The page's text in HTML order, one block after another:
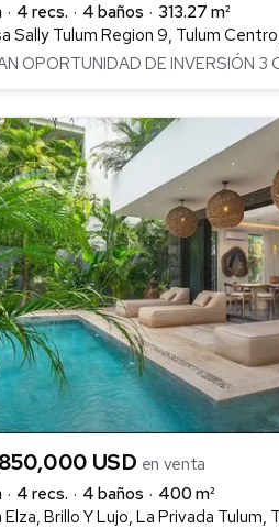
4 recs. 4 baños
313.27 m²
Sally Tulum Region 9, Tulum
OPORTUNIDAD DE INVERSIÓN 3
USD en venta
4 recs. 4 baños
400 m²